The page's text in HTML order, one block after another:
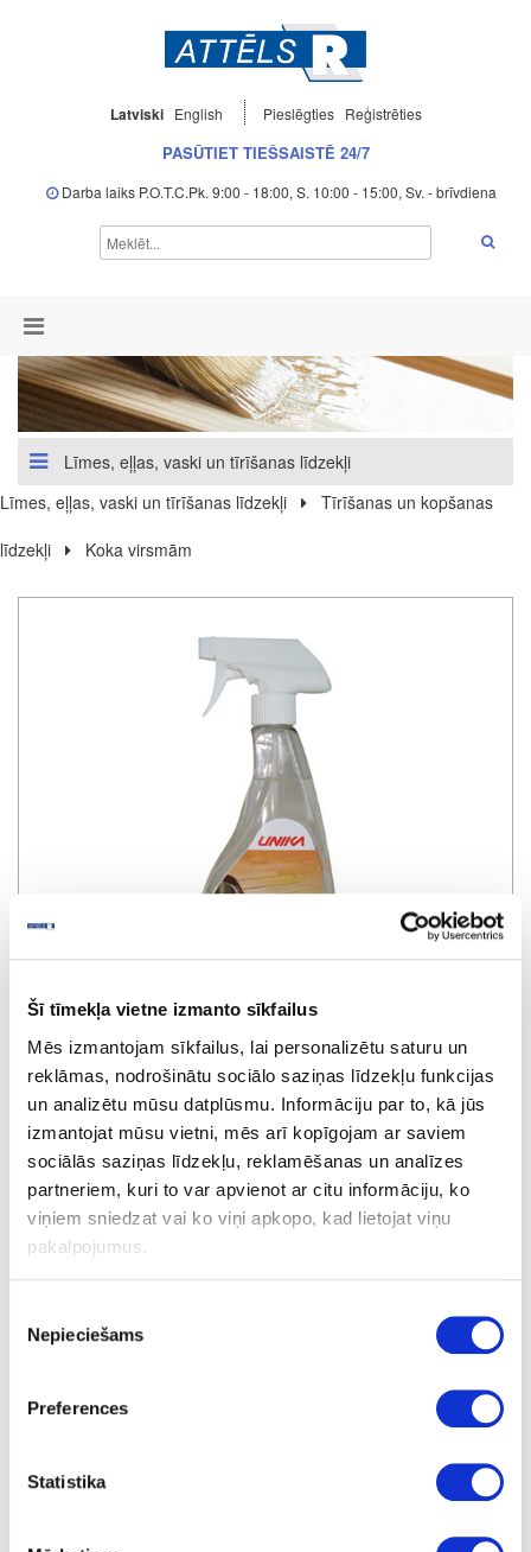
Šī tīmekļa vietne izmanto sīkfailus
Mēs izmantojam sīkfailus, lai personalizētu saturu un
reklāmas, nodrošinātu sociālo saziņas līdzekļu funkcijas
un analizētu mūsu datplūsmu. Informāciju par to, kā jūs
izmantojat mūsu vietni, mēs arī kopīgojam ar saviem
sociālās saziņas līdzekļu, reklamēšanas un analīzes
partneriem, kuri to var apvienot ar citu informāciju, ko
viņiem sniedzat vai ko viņi apkopo, kad lietojat viņu
pakalpojumus.
izvēle
Nepieciešams
Preferences
Statistika
Latviski English Pieslēgties Reģistrēties
PASŪTIET TIEŠSAISTĒ 24/7
Darba laiks P.O.T.C.Pk. 9:00 - 18:00, S. 10:00 - 15:00, Sv. - brīvdiena
Līmes, eļļas, vaski un tīrīšanas līdzekļi
Līmes, eļļas, vaski un tīrīšanas līdzekļi
Tīrīšanas un kopšanas
līdzekļi
Koka virsmām
Tīrīšanas līdzeklis eļļotām koka virsmām
Tīrītājs eļļotām koka virsmām ikdienas lietošanai. PH7 neitrāls bez
putojoša efekta, nav bīstams, bez šķīdinātājiem, biodegradējošs.
Drošības datu lapa
Uzdot jautājumu
41-UCLEANBIO-C
Tīrīšanas līdzeklis eļļotām koka